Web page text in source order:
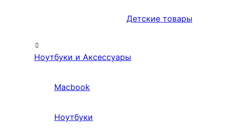
Детские товары
Ноутбуки и Аксессуары
Macbook
Ноутбуки